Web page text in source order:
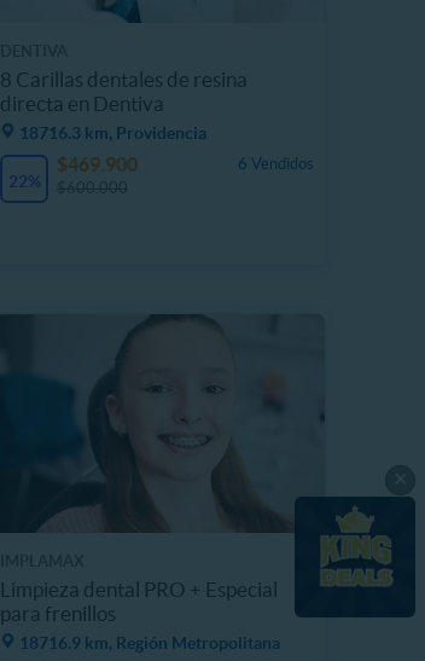
8 Carillas dentales de resina
directa en Dentiva
18716.3 km, Providencia
22%
6 Vendidos
$469.900
Limpieza dental PRO + Especial
para frenillos
18716.9 km, Región Metropolitana